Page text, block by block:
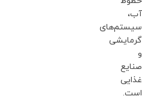
آب،
سیستم‌های
گرمایشی
و
صنایع
غذایی
است.